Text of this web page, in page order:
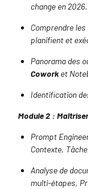
change en 2026.
Comprendre
planifient et
Panorama des
Cowork et
Identification
Module 2 :
Prompt
Contexte,
Analyse de
multi-étapes,